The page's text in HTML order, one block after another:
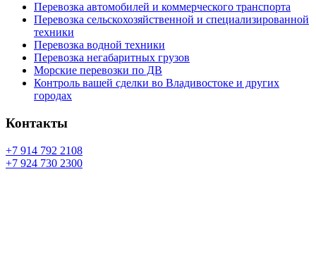
Перевозка автомобилей и коммерческого транспорта
Перевозка сельскохозяйственной и специализированной
техники
Перевозка водной техники
Перевозка негабаритных грузов
Морские перевозки по ДВ
Контроль вашей сделки во Владивостоке и других
городах
Контакты
+7 914 792 2108
+7 924 730 2300